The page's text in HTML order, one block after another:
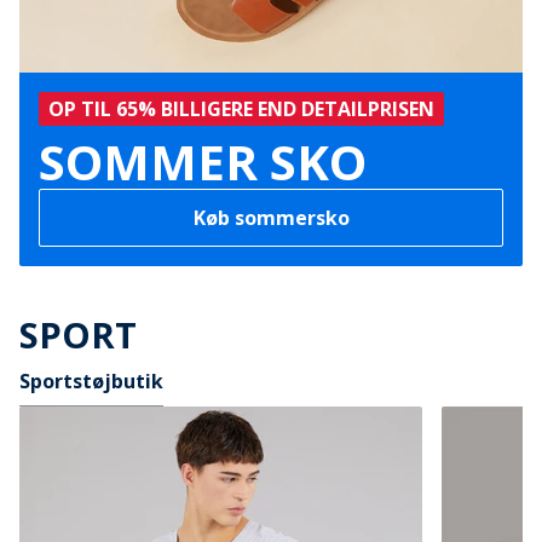
OP TIL 65% BILLIGERE END DETAILPRISEN
SOMMER SKO
Køb sommersko
SPORT
Sportstøjbutik